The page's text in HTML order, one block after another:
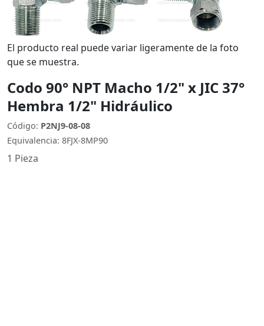
El producto real puede variar ligeramente de la foto
que se muestra.
Codo 90° NPT Macho 1/2" x JIC 37°
Hembra 1/2" Hidráulico
Código: P2NJ9-08-08
Equivalencia: 8FJX-8MP90
1 Pieza